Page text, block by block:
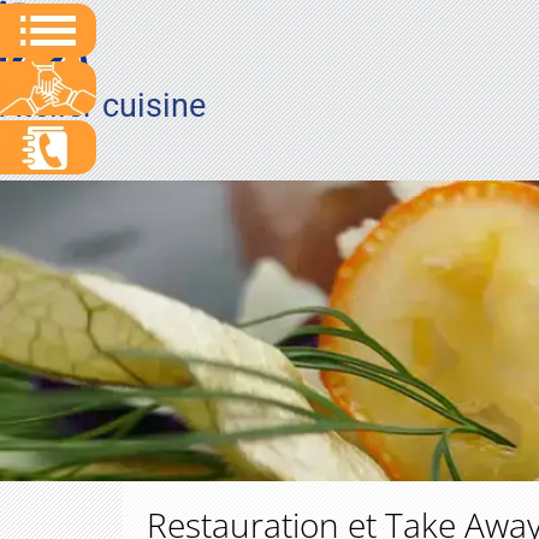
Atelier cuisine
Restauration et Take